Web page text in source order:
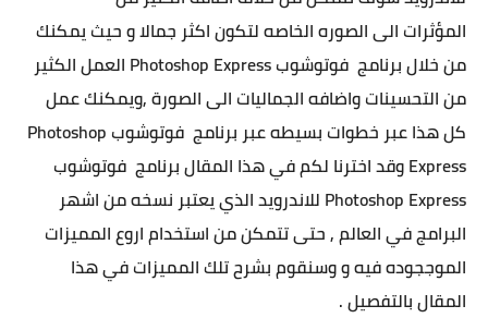
المؤثرات الى الصوره الخاصه لتكون اكثر جمالا و حيث يمكنك
من خلال برنامج فوتوشوب Photoshop Express العمل الكثير
من التحسينات واضافه الجماليات الى الصورة ,ويمكنك عمل
كل هذا عبر خطوات بسيطه عبر برنامج فوتوشوب Photoshop
Expressوقد اخترنا لكم في هذا المقال برنامج فوتوشوب
Photoshop Express للاندرويد الذي يعتبر نسخه من اشهر
البرامج في العالم , حتى تتمكن من استخدام اروع المميزات
الموججوده فيه و وسنقوم بشرح تلك المميزات في هذا
المقال بالتفصيل .